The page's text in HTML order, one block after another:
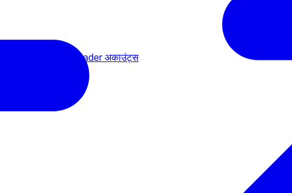
डैशबोर्ड विजेट में cTrader अकाउंट्स